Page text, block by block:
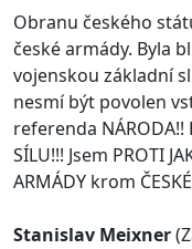
Obranu českého
české armády. Byla
vojenskou základní
nesmí být povolen
referenda
SÍLU!!! Jsem PROTI
ARMÁDY krom
Stanislav Meixner